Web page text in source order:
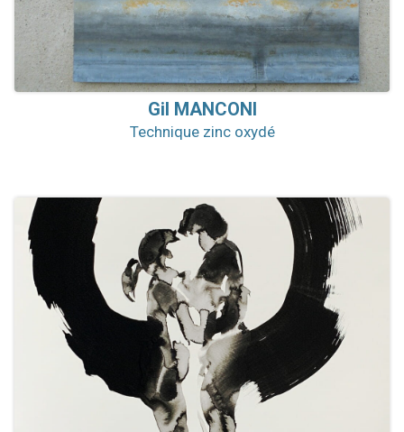
Gil MANCONI
Technique zinc oxydé